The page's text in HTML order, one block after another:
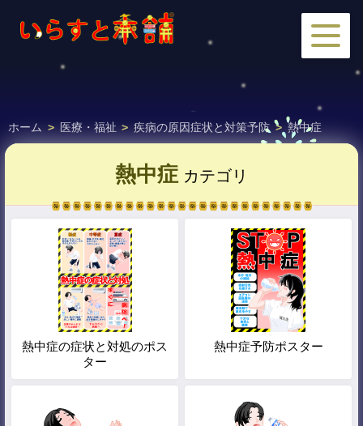
ホーム > 医療・福祉 > 疾病の原因症状と対策予防 > 熱中症
熱中症 カテゴリ
熱中症の症状と対処のポス
ター
熱中症予防ポスター